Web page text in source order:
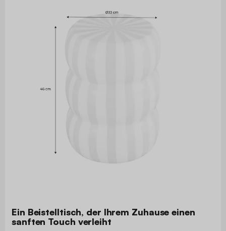
Ein Beistelltisch, der Ihrem Zuhause einen
sanften Touch verleiht